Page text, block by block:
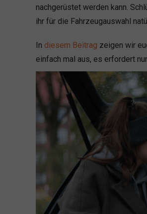
nachgerüstet werden kann.
ihr für die Fahrzeugauswahl
In diesem Beitrag zeigen wir
einfach mal aus, es erfordert